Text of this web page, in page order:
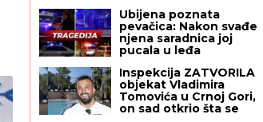
nakon veridbe
Dragana Stankovića:
"Znali su šta rade"
Ubijena poznata
pevačica: Nakon svađe
njena saradnica joj
pucala u leđa
Inspekcija ZATVORILA
objekat Vladimira
Tomovića u Crnoj Gori,
on sad otkrio šta se